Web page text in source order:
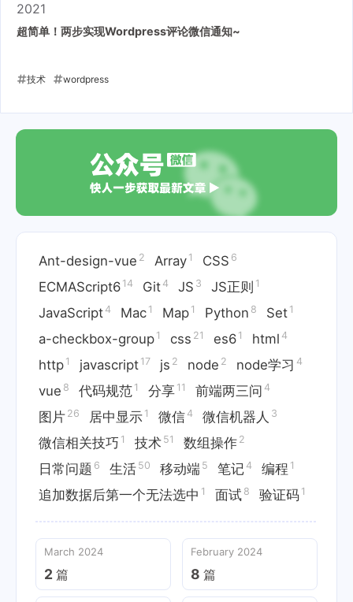
2021
超简单！两步实现Wordpress评论微信通知~
技术 wordpress
Ant-design-vue 2 Array 1 CSS 6
ECMAScript6 14 Git 4 JS 3 JS正则 1
JavaScript 4 Mac 1 Map 1 Python 8 Set 1
a-checkbox-group 1 css 21 es6 1 html 4
http 1 javascript 17 js 2 node 2 node学习 4
vue 8 代码规范 1 分享 11 前端两三问 4
图片 26 居中显示 1 微信 4 微信机器人 3
微信相关技巧 1 技术 51 数组操作 2
日常问题 6 生活 50 移动端 5 笔记 4 编程 1
追加数据后第一个无法选中 1 面试 8 验证码 1
March 2024
2 篇
February 2024
8 篇